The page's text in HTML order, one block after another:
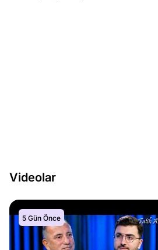
Videolar
5 Gün Önce